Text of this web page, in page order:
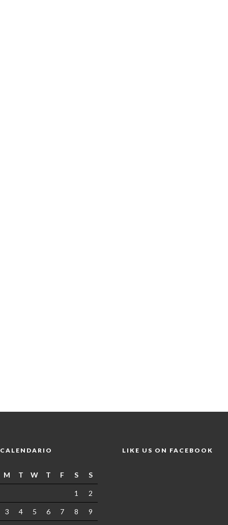
CALENDARIO
M T W T F S S
1 2
3 4 5 6 7 8 9
LIKE US ON FACEBOOK